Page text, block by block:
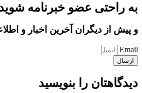
به راحتی عضو خبرنامه
و پیش از دیگران آخرین اخبار و
Email
ارسال
دیدگاهتان را بنویسید